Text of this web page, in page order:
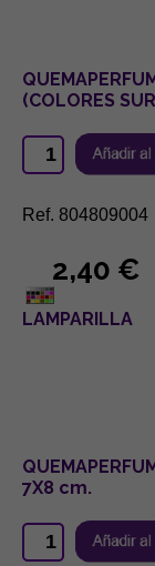
(COLORES
Ref. 804809004
2,40 €
LAMPARILLA
7X8 cm.